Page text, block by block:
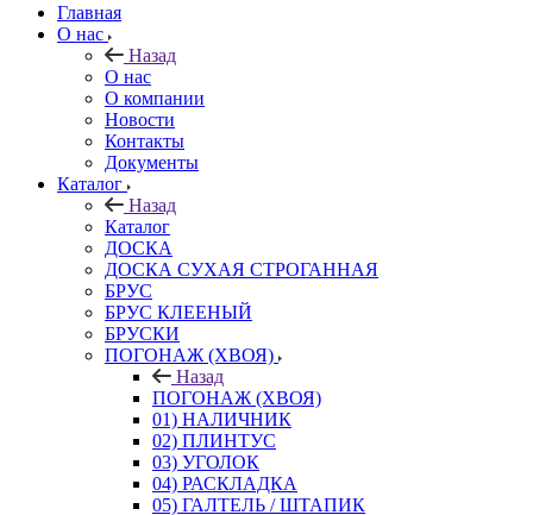
Главная
О нас
Назад
О нас
О компании
Новости
Контакты
Документы
Каталог
Назад
Каталог
ДОСКА
ДОСКА СУХАЯ СТРОГАННАЯ
БРУС
БРУС КЛЕЕНЫЙ
БРУСКИ
ПОГОНАЖ (ХВОЯ)
Назад
ПОГОНАЖ (ХВОЯ)
01) НАЛИЧНИК
02) ПЛИНТУС
03) УГОЛОК
04) РАСКЛАДКА
05) ГАЛТЕЛЬ / ШТАПИК